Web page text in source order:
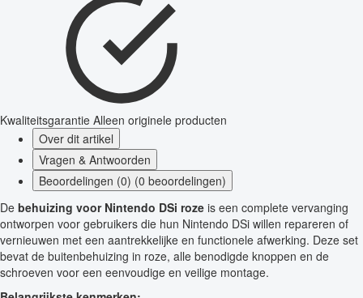
Kwaliteitsgarantie Alleen originele producten
Over dit artikel
Vragen & Antwoorden
Beoordelingen (0) (0 beoordelingen)
De behuizing voor Nintendo DSi roze is een complete vervanging
ontworpen voor gebruikers die hun Nintendo DSi willen repareren of
vernieuwen met een aantrekkelijke en functionele afwerking. Deze set
bevat de buitenbehuizing in roze, alle benodigde knoppen en de
schroeven voor een eenvoudige en veilige montage.